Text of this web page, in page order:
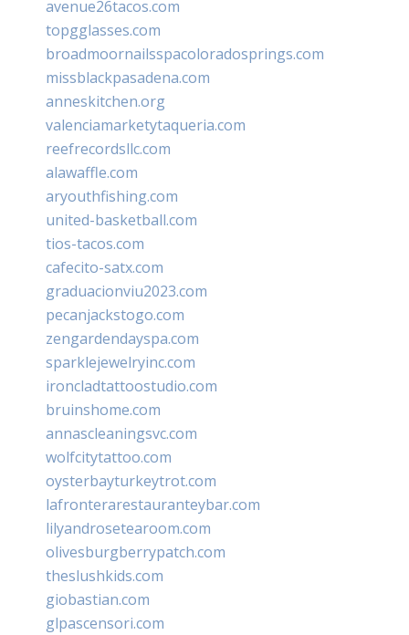
avenue26tacos.com
topgglasses.com
broadmoornailsspacoloradosprings.com
missblackpasadena.com
anneskitchen.org
valenciamarketytaqueria.com
reefrecordsllc.com
alawaffle.com
aryouthfishing.com
united-basketball.com
tios-tacos.com
cafecito-satx.com
graduacionviu2023.com
pecanjackstogo.com
zengardendayspa.com
sparklejewelryinc.com
ironcladtattoostudio.com
bruinshome.com
annascleaningsvc.com
wolfcitytattoo.com
oysterbayturkeytrot.com
lafronterarestauranteybar.com
lilyandrosetearoom.com
olivesburgberrypatch.com
theslushkids.com
giobastian.com
glpascensori.com